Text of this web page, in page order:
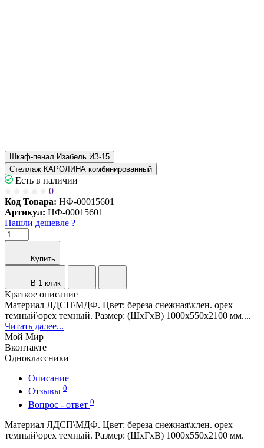
Шкаф-пенал Изабель ИЗ-15
Стеллаж КАРОЛИНА комбинированный
Есть в наличии
0
Код Товара: НФ-00015601
Артикул: НФ-00015601
Нашли дешевле ?
Купить
В 1 клик
Краткое описание
Материал ЛДСП\МДФ. Цвет: береза снежная\клен. орех
темный\орех темный. Размер: (ШхГхВ) 1000х550х2100 мм....
Читать далее...
Мой Мир
Вконтакте
Одноклассники
Описание
Отзывы 0
Вопрос - ответ 0
Материал ЛДСП\МДФ. Цвет: береза снежная\клен. орех
темный\орех темный. Размер: (ШхГхВ) 1000х550х2100 мм.